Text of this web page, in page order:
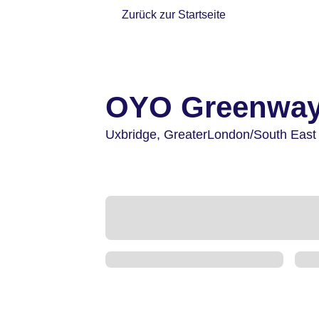
Zurück zur Startseite
OYO
Uxbridge, GreaterLondon/South